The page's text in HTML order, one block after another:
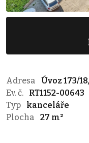
Adresa
Úvoz 173/
Ev. č.
RT1152-00643
Typ
kanceláře
Plocha
27 m²